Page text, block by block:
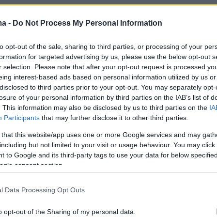
- Do Not Process My Personal Information
opt-out of the sale, sharing to third parties, or processing of your
for targeted advertising by us, please use the below opt-out
selection. Please note that after your opt-out request is processed
interest-based ads based on personal information utilized by us
to third parties prior to your opt-out. You may separately
of your personal information by third parties on the IAB’s list of
This information may also be disclosed by us to third parties on the
Participants that may further disclose it to other third parties.
that this website/app uses one or more Google services and may
but not limited to your visit or usage behaviour. You may
to Google and its third-party tags to use your data for below
consent section.
Data Processing Opt Outs
opt-out of the Sharing of my personal data.
ότι 37χρονος δεν είχε δικηγόρο και του
του και η προσωπικότητα του πόρρω
εγκληματικού τρομοκρατικού ιδεοτύπου.
τοεξιλαστήριο θύμασε μια υπόθεση με
υλικό και πολλά κενά» ανέφερε σε
ο συνήγορος του 37χρονου Σπύρος
συμπλήρωσε: «Τα αποδεικτικά δεδομένα όχι
μια συνεκτική και αδιάρρηκτη
όπως αρχικά ειπώθηκε, αλλά αντιθέτως
αντιφάσεις, ελλείψεις και ερμηνευτικά κενά
να παραγνωριστούν».